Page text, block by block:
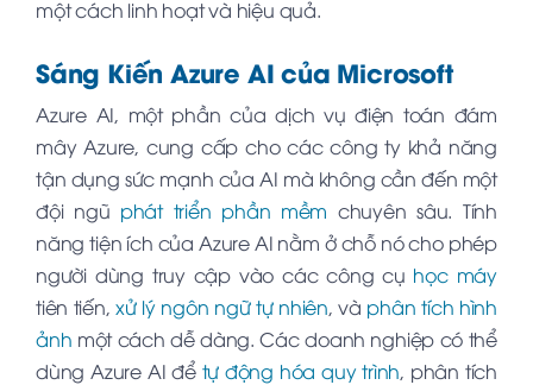
một cách linh hoạt và hiệu quả.
Sáng Kiến Azure AI của Microsoft
Azure AI, một phần của dịch vụ điện toán đám
mây Azure, cung cấp cho các công ty khả năng
tận dụng sức mạnh của AI mà không cần đến một
đội ngũ phát triển phần mềm chuyên sâu. Tính
năng tiện ích của Azure AI nằm ở chỗ nó cho phép
người dùng truy cập vào các công cụ học máy
tiên tiến,xử lý ngôn ngữ tự nhiên, và phân tích hình
ảnh một cách dễ dàng. Các doanh nghiệp có thể
dùng Azure AI để tự động hóa quy trình, phân tích